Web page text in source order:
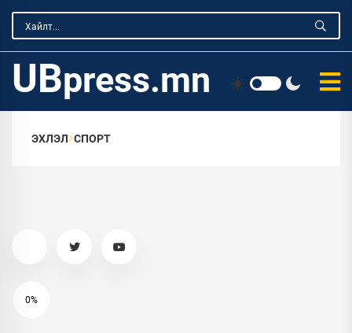
UBpress.mn
ЭХЛЭЛ СПОРТ
0%